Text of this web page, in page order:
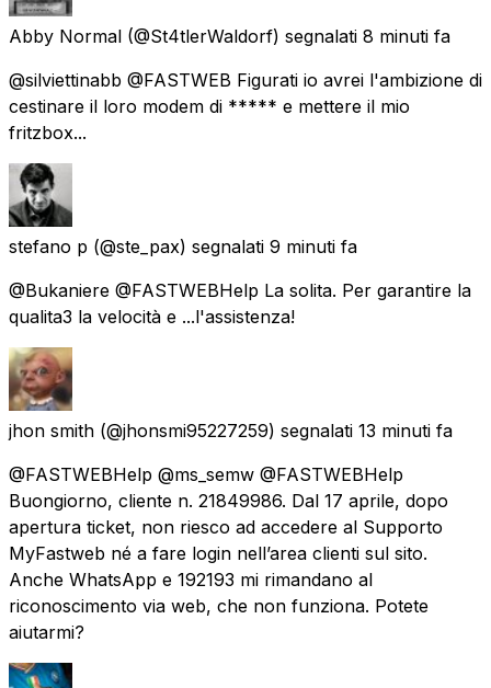
Abby Normal (@St4tlerWaldorf) segnalati 8 minuti fa
@silviettinabb @FASTWEB Figurati io avrei l'ambizione di
cestinare il loro modem di ***** e mettere il mio
fritzbox...
stefano p (@ste_pax) segnalati 9 minuti fa
@Bukaniere @FASTWEBHelp La solita. Per garantire la
qualita3 la velocità e ...l'assistenza!
jhon smith (@jhonsmi95227259) segnalati 13 minuti fa
@FASTWEBHelp @ms_semw @FASTWEBHelp
Buongiorno, cliente n. 21849986. Dal 17 aprile, dopo
apertura ticket, non riesco ad accedere al Supporto
MyFastweb né a fare login nell’area clienti sul sito.
Anche WhatsApp e 192193 mi rimandano al
riconoscimento via web, che non funziona. Potete
aiutarmi?